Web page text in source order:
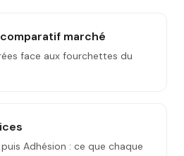
marché
face aux fourchettes du
Adhésion : ce que chaque